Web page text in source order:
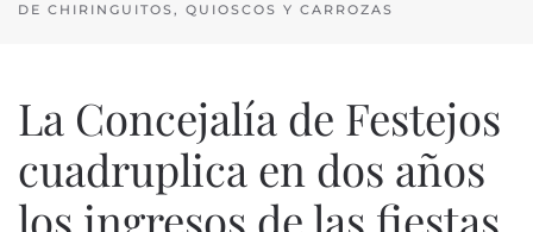
DE CHIRINGUITOS, QUIOSCOS Y CARROZAS
La Concejalía de Festejos
cuadruplica en dos años
los ingresos de las fiestas